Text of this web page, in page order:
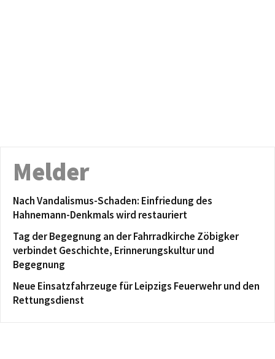
Melder
Nach Vandalismus-Schaden: Einfriedung des
Hahnemann-Denkmals wird restauriert
Tag der Begegnung an der Fahrradkirche Zöbigker
verbindet Geschichte, Erinnerungskultur und
Begegnung
Neue Einsatzfahrzeuge für Leipzigs Feuerwehr und den
Rettungsdienst